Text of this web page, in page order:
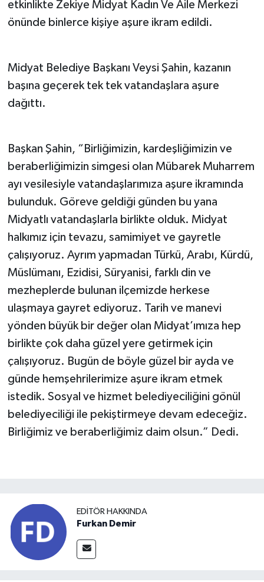
etkinlikte Zekiye Midyat Kadın Ve Aile Merkezi
önünde binlerce kişiye aşure ikram edildi.
Midyat Belediye Başkanı Veysi Şahin, kazanın
başına geçerek tek tek vatandaşlara aşure
dağıttı.
Başkan Şahin, “Birliğimizin, kardeşliğimizin ve
beraberliğimizin simgesi olan Mübarek Muharrem
ayı vesilesiyle vatandaşlarımıza aşure ikramında
bulunduk. Göreve geldiği günden bu yana
Midyatlı vatandaşlarla birlikte olduk. Midyat
halkımız için tevazu, samimiyet ve gayretle
çalışıyoruz. Ayrım yapmadan Türkü, Arabı, Kürdü,
Müslümanı, Ezidisi, Süryanisi, farklı din ve
mezheplerde bulunan ilçemizde herkese
ulaşmaya gayret ediyoruz. Tarih ve manevi
yönden büyük bir değer olan Midyat’ımıza hep
birlikte çok daha güzel yere getirmek için
çalışıyoruz. Bugün de böyle güzel bir ayda ve
günde hemşehrilerimize aşure ikram etmek
istedik. Sosyal ve hizmet belediyeciliğini gönül
belediyeciliği ile pekiştirmeye devam edeceğiz.
Birliğimiz ve beraberliğimiz daim olsun.” Dedi.
EDITÖR HAKKINDA
Furkan Demir